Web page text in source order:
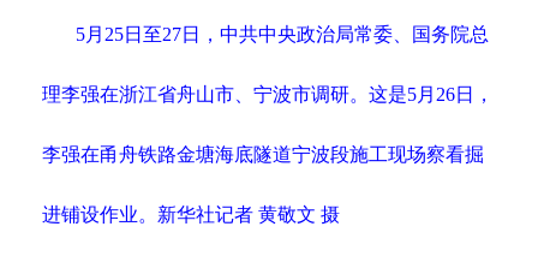
5月25日至27日，中共中央政治局常委、国务院总
理李强在浙江省舟山市、宁波市调研。这是5月26日，
李强在甬舟铁路金塘海底隧道宁波段施工现场察看掘
进铺设作业。新华社记者 黄敬文 摄